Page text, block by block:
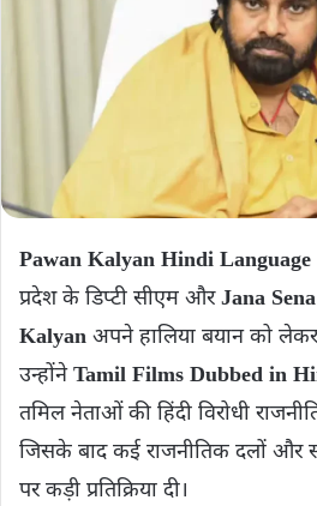
Pawan Kalyan Hindi
प्रदेश के डिप्टी सीएम औरJana
Kalyan अपने हालिया बयान को
उन्होंनेTamil Films Dubbed in
तमिल नेताओं की हिंदी विरोधी
जिसके बाद कई राजनीतिक दलों और
पर कड़ी प्रतिक्रिया दी।